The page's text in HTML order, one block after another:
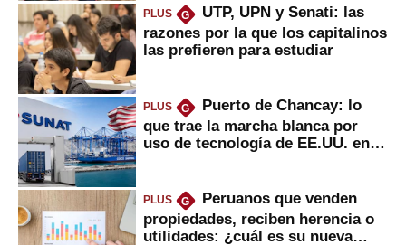
PLUS G
UTP, UPN y Senati: las
razones por la que los capitalinos
las prefieren para estudiar
PLUS G
Puerto de Chancay: lo
que trae la marcha blanca por
uso de tecnología de EE.UU. en
PLUS G
Peruanos que venden
propiedades, reciben herencia o
utilidades: ¿cuál es su nueva